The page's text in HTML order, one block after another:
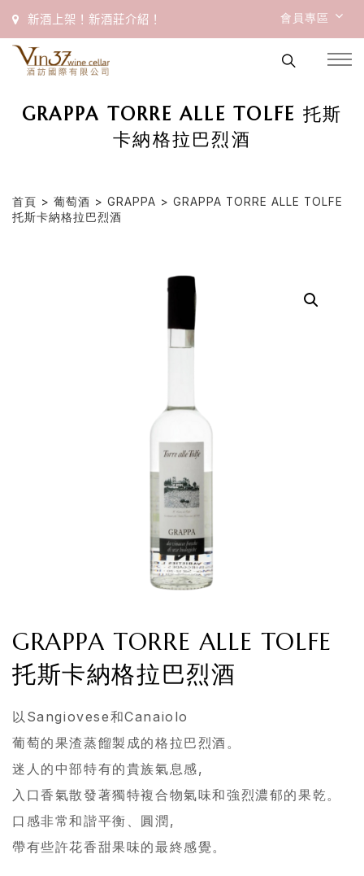
新酒上架！新酒莊介紹！ 會員專區
GRAPPA TORRE ALLE TOLFE 托斯
卡納格拉巴烈酒
首頁 > 葡萄酒 > GRAPPA > GRAPPA TORRE ALLE TOLFE
托斯卡納格拉巴烈酒
GRAPPA TORRE ALLE TOLFE
托斯卡納格拉巴烈酒
以Sangiovese和Canaiolo
葡萄的果渣蒸餾製成的格拉巴烈酒。
迷人的中部特有的貴族氣息感,
入口香氣散發著獨特複合物氣味和強烈濃郁的果乾。
口感非常和諧平衡、圓潤,
帶有些許花香甜果味的最終感覺。